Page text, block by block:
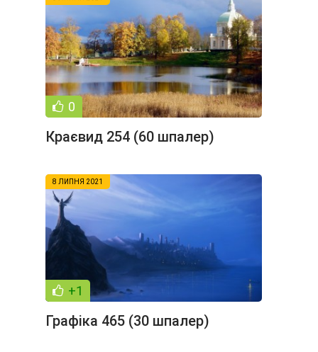
0
Краєвид 254 (60 шпалер)
8 ЛИПНЯ 2021
+1
Графіка 465 (30 шпалер)